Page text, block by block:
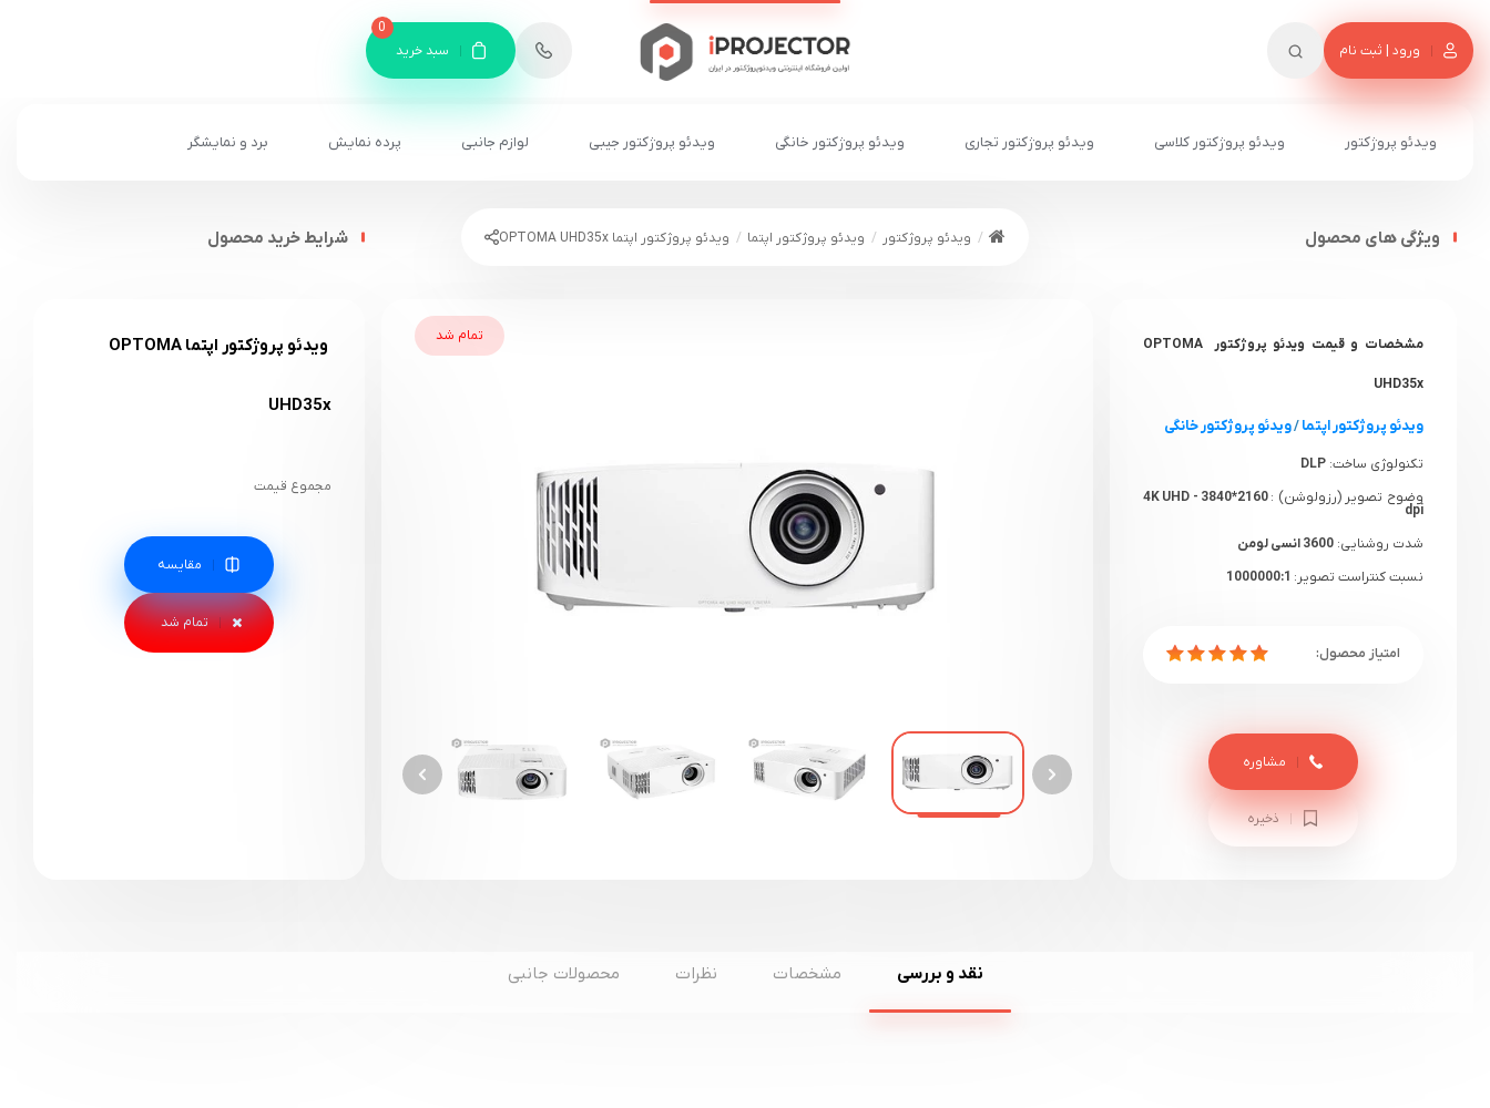
ورود | ثبت نام
8
سبد خرید
0
ویدئو پروژکتور ویدئو پروژکتور کلاسی ویدئو پروژکتور تجاری ویدئو پروژکتور خانگی ویدئو پروژکتور جیبی لوازم جانبی پرده نمایش برد و نمایشگر
ویدئو پروژکتور ویدئو پروژکتور اپتما ویدئو پروژکتور اپتما OPTOMA UHD35x
تمام شد
شرایط خرید محصول
ویدئو پروژکتور اپتما OPTOMA
UHD35x
مجموع قیمت
مقایسه
ویژگی های محصول
مشخصات و قیمت ویدئو پروژکتور OPTOMA
UHD35x
ویدئو پروژکتور اپتما/ویدئو پروژکتور خانگی
تکنولوژی ساخت: DLP
وضوح تصویر (رزولوشن) :4K UHD - 3840*2160
dpi
شدت روشنایی: 3600 انسی لومن
نسبت کنتراست تصویر:
ذخیره
مشاوره
نقد و بررسی مشخصات نظرات محصولات جانبی